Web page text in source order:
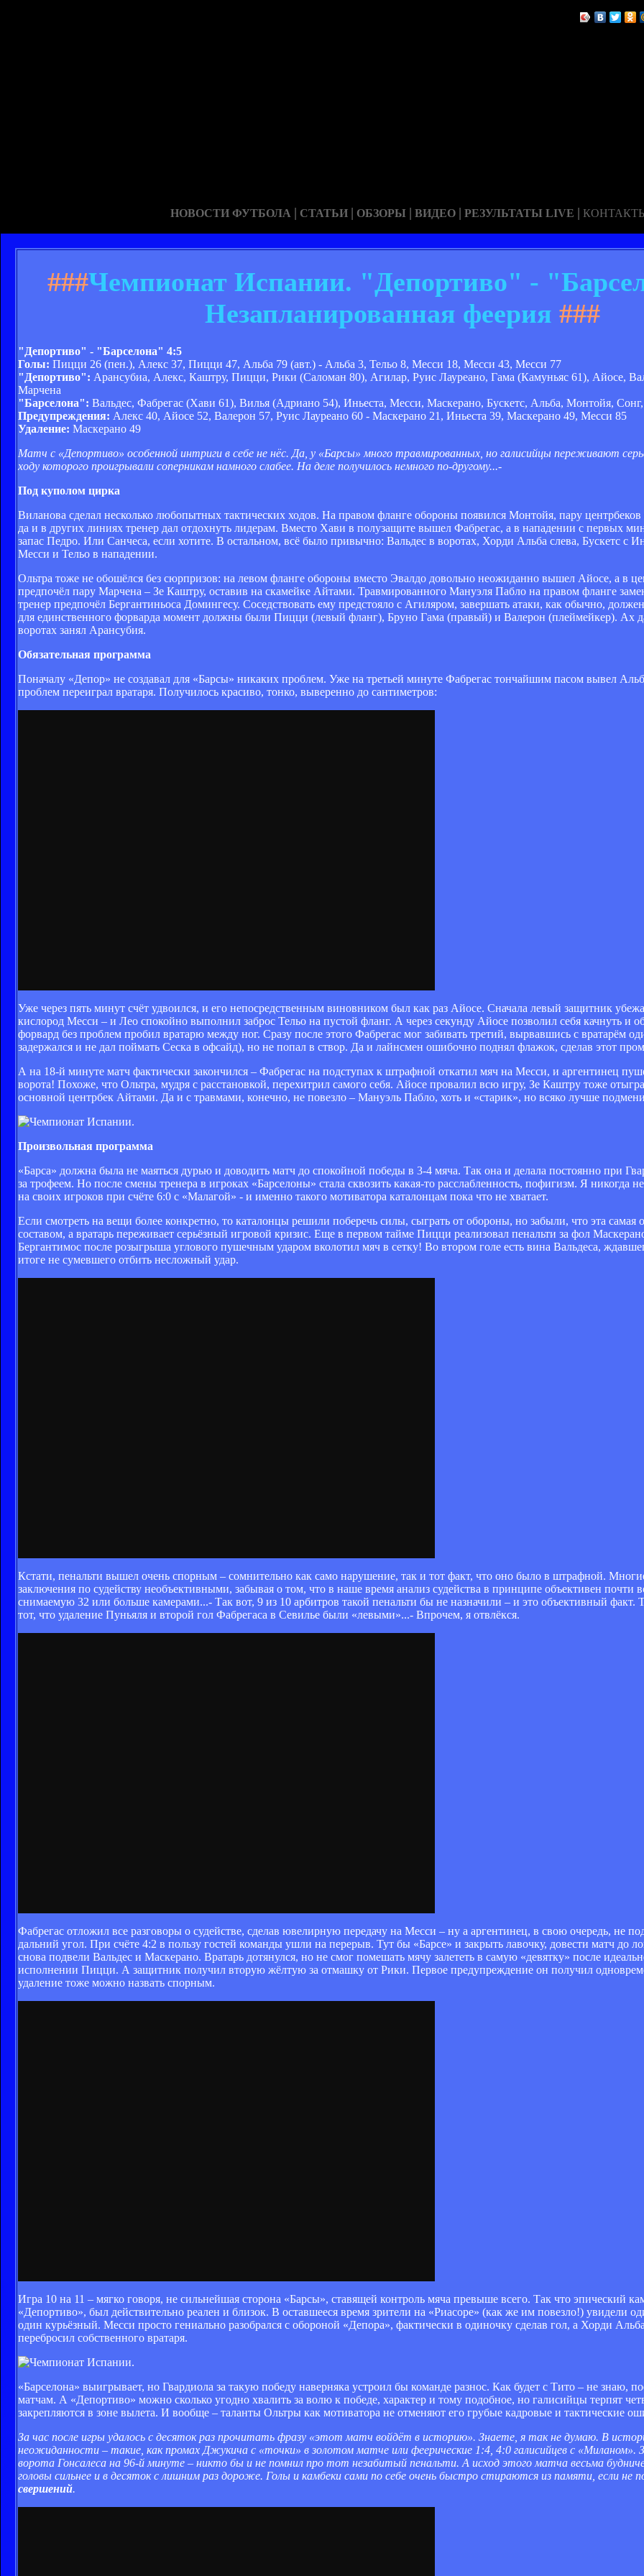
НОВОСТИ ФУТБОЛА | СТАТЬИ | ОБЗОРЫ | ВИДЕО | РЕЗУЛЬТАТЫ LIVE |
###Чемпионат Испании. "Депортиво" -
Незапланированная феерия ###
"Депортиво" - "Барселона" 4:5
Голы: Пицци 26 (пен.), Алекс 37, Пицци 47, Альба 79 (авт.) - Альба 3, Тельо 8, Месси 18, Месси 43, Месси 77
"Депортиво": Арансубиа, Алекс, Каштру, Пицци, Рики (Саломан 80), Агилар, Руис Лауреано, Гама (Камуньяс 61), Айосе,
Марчена
"Барселона": Вальдес, Фабрегас (Хави 61), Вилья (Адриано 54), Иньеста, Месси, Маскерано, Бускетс, Альба, Монтойя,
Предупреждения: Алекс 40, Айосе 52, Валерон 57, Руис Лауреано 60 - Маскерано 21, Иньеста 39, Маскерано 49, Месси 85
Удаление: Маскерано 49
Матч с «Депортиво» особенной интриги в себе не нёс. Да, у «Барсы» много травмированных, но галисийцы переживают
ходу которого проигрывали соперникам намного слабее. На деле получилось немного по-другому...-
Под куполом цирка
Виланова сделал несколько любопытных тактических ходов. На правом фланге обороны появился Монтойя, пару центрбеков
да и в других линиях тренер дал отдохнуть лидерам. Вместо Хави в полузащите вышел Фабрегас, а в нападении с первых
запас Педро. Или Санчеса, если хотите. В остальном, всё было привычно: Вальдес в воротах, Хорди Альба слева, Бускетс с
Месси и Тельо в нападении.
Ольтра тоже не обошёлся без сюрпризов: на левом фланге обороны вместо Эвалдо довольно неожиданно вышел Айосе, а в
предпочёл пару Марчена – Зе Каштру, оставив на скамейке Айтами. Травмированного Мануэля Пабло на правом фланге
тренер предпочёл Бергантиньоса Домингесу. Соседствовать ему предстояло с Агиляром, завершать атаки, как обычно,
для единственного форварда момент должны были Пицци (левый фланг), Бруно Гама (правый) и Валерон (плеймейкер). Ах
воротах занял Арансубия.
Обязательная программа
Поначалу «Депор» не создавал для «Барсы» никаких проблем. Уже на третьей минуте Фабрегас тончайшим пасом вывел
проблем переиграл вратаря. Получилось красиво, тонко, выверенно до сантиметров:
Уже через пять минут счёт удвоился, и его непосредственным виновником был как раз Айосе. Сначала левый защитник
кислород Месси – и Лео спокойно выполнил заброс Тельо на пустой фланг. А через секунду Айосе позволил себя качнуть и
форвард без проблем пробил вратарю между ног. Сразу после этого Фабрегас мог забивать третий, вырвавшись с вратарём
задержался и не дал поймать Сеска в офсайд), но не попал в створ. Да и лайнсмен ошибочно поднял флажок, сделав этот
А на 18-й минуте матч фактически закончился – Фабрегас на подступах к штрафной откатил мяч на Месси, и аргентинец
ворота! Похоже, что Ольтра, мудря с расстановкой, перехитрил самого себя. Айосе провалил всю игру, Зе Каштру тоже
основной центрбек Айтами. Да и с травмами, конечно, не повезло – Мануэль Пабло, хоть и «старик», но всяко лучше
Произвольная программа
«Барса» должна была не маяться дурью и доводить матч до спокойной победы в 3-4 мяча. Так она и делала постоянно при
за трофеем. Но после смены тренера в игроках «Барселоны» стала сквозить какая-то расслабленность, пофигизм. Я никогда
на своих игроков при счёте 6:0 с «Малагой» - и именно такого мотиватора каталонцам пока что не хватает.
Если смотреть на вещи более конкретно, то каталонцы решили поберечь силы, сыграть от обороны, но забыли, что эта самая
составом, а вратарь переживает серьёзный игровой кризис. Еще в первом тайме Пицци реализовал пенальти за фол
Бергантимос после розыгрыша углового пушечным ударом вколотил мяч в сетку! Во втором голе есть вина Вальдеса,
итоге не сумевшего отбить несложный удар.
Кстати, пенальти вышел очень спорным – сомнительно как само нарушение, так и тот факт, что оно было в штрафной.
заключения по судейству необъективными, забывая о том, что в наше время анализ судейства в принципе объективен почти
снимаемую 32 или больше камерами...- Так вот, 9 из 10 арбитров такой пенальти бы не назначили – и это объективный факт.
тот, что удаление Пуньяля и второй гол Фабрегаса в Севилье были «левыми»...- Впрочем, я отвлёкся.
Фабрегас отложил все разговоры о судействе, сделав ювелирную передачу на Месси – ну а аргентинец, в свою очередь, не
дальний угол. При счёте 4:2 в пользу гостей команды ушли на перерыв. Тут бы «Барсе» и закрыть лавочку, довести матч до
снова подвели Вальдес и Маскерано. Вратарь дотянулся, но не смог помешать мячу залететь в самую «девятку» после
исполнении Пицци. А защитник получил вторую жёлтую за отмашку от Рики. Первое предупреждение он получил
удаление тоже можно назвать спорным.
Игра 10 на 11 – мягко говоря, не сильнейшая сторона «Барсы», ставящей контроль мяча превыше всего. Так что эпический
«Депортиво», был действительно реален и близок. В оставшееся время зрители на «Риасоре» (как же им повезло!) увидели
один курьёзный. Месси просто гениально разобрался с обороной «Депора», фактически в одиночку сделав гол, а Хорди
перебросил собственного вратаря.
«Барселона» выигрывает, но Гвардиола за такую победу наверняка устроил бы команде разнос. Как будет с Тито – не знаю,
матчам. А «Депортиво» можно сколько угодно хвалить за волю к победе, характер и тому подобное, но галисийцы терпят
закрепляются в зоне вылета. И вообще – таланты Ольтры как мотиватора не отменяют его грубые кадровые и тактические
За час после игры удалось с десяток раз прочитать фразу «этот матч войдёт в историю». Знаете, я так не думаю. В
неожиданности – такие, как промах Джукича с «точки» в золотом матче или феерические 1:4, 4:0 галисийцев с
ворота Гонсалеса на 96-й минуте – никто бы и не помнил про тот незабитый пенальти. А исход этого матча весьма
головы сильнее и в десяток с лишним раз дороже. Голы и камбеки сами по себе очень быстро стираются из памяти, если не
свершений.